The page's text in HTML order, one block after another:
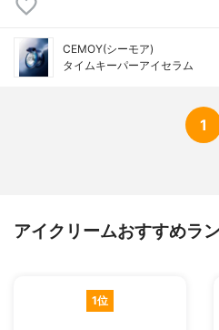
CEMOY(シーモア)
タイムキーパーアイセラム
1
アイクリームおすすめラ
1位